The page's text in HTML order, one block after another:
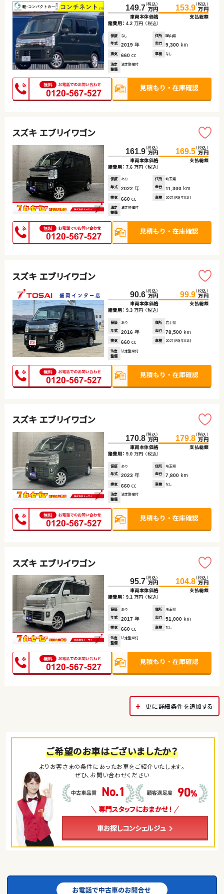
149.7（税込）
万円
車両本体価格
153.9（税込）
万円
支払総額
諸費用： 4.2 万円 （税込）
保証 なし 住所
岡山県
年式
2019 年 走行 9,300 km
排気 660 cc 車検 なし
法定
整備
法定整備付
スズキ エブリイワゴン
161.9（税込）
万円
車両本体価格
169.5（税込）
万円
支払総額
諸費用： 7.6 万円 （税込）
保証 あり 住所
埼玉県
年式
2022 年 走行 11,300 km
排気 660 cc 車検 2027(R9)年01月
法定
整備
法定整備付
スズキ エブリイワゴン
90.6（税込）
万円
車両本体価格
99.9（税込）
万円
支払総額
諸費用： 9.3 万円 （税込）
保証 あり 住所
岩手県
年式
2016 年 走行 78,500 km
排気 660 cc 車検 2027(R9)年01月
法定
整備
法定整備付
スズキ エブリイワゴン
170.8（税込）
万円
車両本体価格
179.8（税込）
万円
支払総額
諸費用： 9.0 万円 （税込）
保証 あり 住所
埼玉県
年式
2023 年 走行 7,800 km
排気 660 cc 車検 なし
法定
整備
法定整備付
スズキ エブリイワゴン
95.7（税込）
万円
車両本体価格
104.8（税込）
万円
支払総額
諸費用： 9.1 万円 （税込）
保証 あり 住所
埼玉県
年式
2017 年 走行 51,000 km
排気 660 cc 車検 なし
法定
整備
法定整備付
更に詳細条件を追加する
ご希望のお車はございましたか？
よりお客さまの条件にあったお車をご紹介いたします。
ぜひ、お問い合わせください
専門スタッフにおまかせ！
車お探しコンシェルジュ